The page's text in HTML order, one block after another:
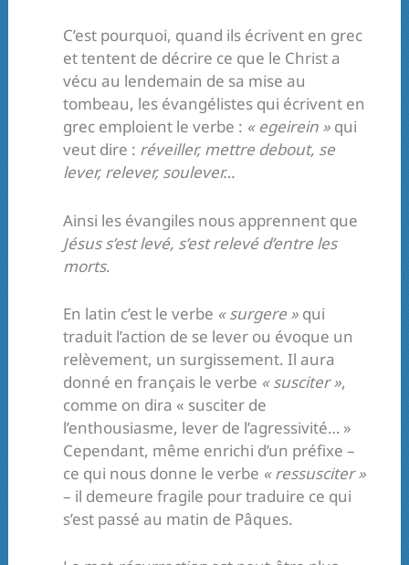
C’est pourquoi, quand ils écrivent en grec
et tentent de décrire ce que le Christ a
vécu au lendemain de sa mise au
tombeau, les évangélistes qui écrivent en
grec emploient le verbe : « egeirein » qui
veut dire : réveiller, mettre debout, se
lever, relever, soulever…
Ainsi les évangiles nous apprennent que
Jésus s’est levé, s’est relevé d’entre les
morts.
En latin c’est le verbe « surgere » qui
traduit l’action de se lever ou évoque un
relèvement, un surgissement. Il aura
donné en français le verbe « susciter »,
comme on dira « susciter de
l’enthousiasme, lever de l’agressivité… »
Cependant, même enrichi d’un préfixe –
ce qui nous donne le verbe « ressusciter »
– il demeure fragile pour traduire ce qui
s’est passé au matin de Pâques.